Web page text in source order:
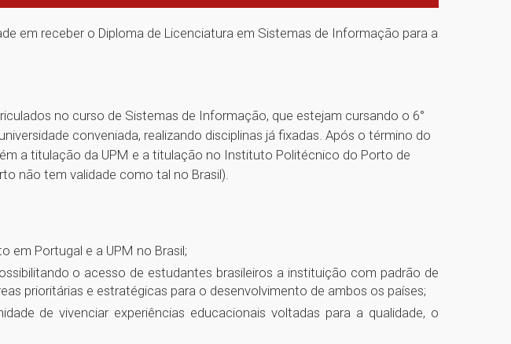
em receber o Diploma de Licenciatura em Sistemas de Informação para a
no curso de Sistemas de Informação, que estejam cursando o 6°
conveniada, realizando disciplinas já fixadas. Após o término do
a titulação da UPM e a titulação no Instituto Politécnico do Porto de
não tem validade como tal no Brasil).
em Portugal e a UPM no Brasil;
o acesso de estudantes brasileiros a instituição com padrão de
prioritárias e estratégicas para o desenvolvimento de ambos os países;
de vivenciar experiências educacionais voltadas para a qualidade, o